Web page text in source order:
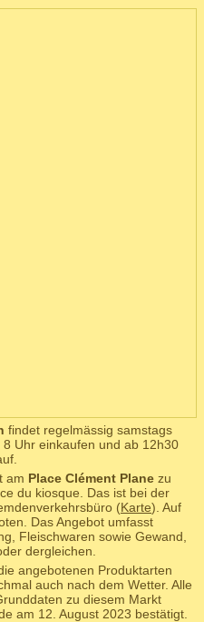
findet regelmässig samstags
Uhr einkaufen und ab 12h30
am Place Clément Plane zu
du kiosque. Das ist bei der
(Karte). Auf
Das Angebot umfasst
Fleischwaren sowie Gewand,
dergleichen.
angebotenen Produktarten
auch nach dem Wetter. Alle
zu diesem Markt
am 12. August 2023 bestätigt.